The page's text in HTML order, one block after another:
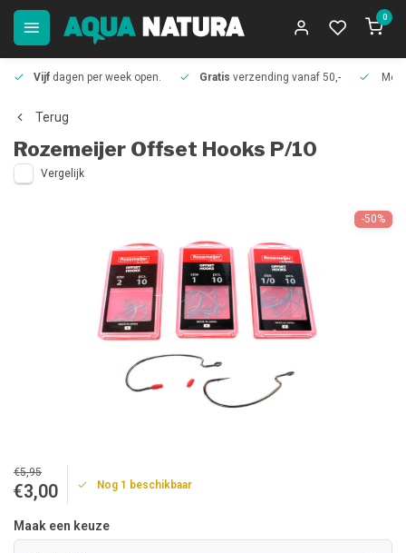
0
Vijf dagen per week open. Gratis verzending vanaf 50,-
Terug
Rozemeijer Offset Hooks P/10
Vergelijk
-50%
€5,95
€3,00 Nog 1 beschikbaar
Maak een keuze